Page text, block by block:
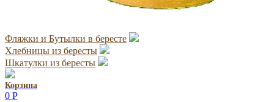
Фляжки и Бутылки в бересте
Хлебницы из бересты
Шкатулки из бересты
Корзина
0 Р